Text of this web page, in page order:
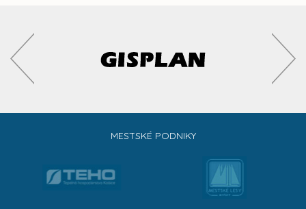
MESTSKÉ PODNIKY